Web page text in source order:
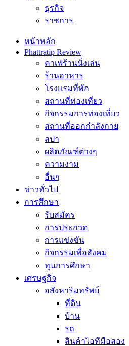
ธุรกิจ
ราชการ
หน้าหลัก
Phattratip Review
คาเฟ่ร้านนั่งเล่น
ร้านอาหาร
โรงแรมที่พัก
สถานที่ท่องเที่ยว
กิจกรรมการท่องเที่ยว
สถานที่ออกกำลังกาย
สปา
ผลิตภัณฑ์ต่างๆ
ความงาม
อื่นๆ
ข่าวทั่วไป
การศึกษา
รับสมัคร
การประกวด
การแข่งขัน
กิจกรรมเพื่อสังคม
ทุนการศึกษา
เศรษฐกิจ
อสังหาริมทรัพย์
ที่ดิน
บ้าน
รถ
สินค้าไอทีมือสอง